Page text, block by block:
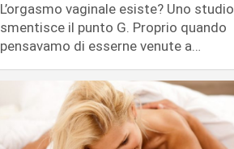
L’orgasmo vaginale esiste? Uno studio
smentisce il punto G. Proprio quando
pensavamo di esserne venute a…